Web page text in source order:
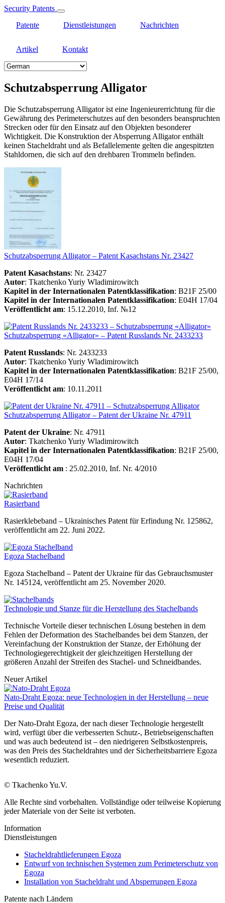
Security Patents
Patente
Dienstleistungen Nachrichten
Artikel
Kontakt
Select
language
Schutzabsperrung Alligator
Die Schutzabsperrung Alligator ist eine Ingenieurerrichtung für die
Gewährung des Perimeterschutzes auf den besonders beanspruchten
Strecken oder für den Einsatz auf den Objekten besonderer
Wichtigkeit. Die Konstruktion der Absperrung Alligator enthält
keinen Stacheldraht und als Befallelemente gelten die angespitzten
Stahldornen, die sich auf den drehbaren Trommeln befinden.
Schutzabsperrung Alligator – Patent Kasachstans Nr. 23427
Patent Kasachstans: Nr. 23427
Autor: Tkatchenko Yuriy Wladimirowitch
Kapitel in der Internationalen Patentklassifikation: B21F 25/00
Kapitel in der Internationalen Patentklassifikation: E04H 17/04
Veröffentlicht am: 15.12.2010, Inf. №12
Schutzabsperrung «Alligator» – Patent Russlands Nr. 2433233
Patent Russlands: Nr. 2433233
Autor: Tkatchenko Yuriy Wladimirowitch
Kapitel in der Internationalen Patentklassifikation: B21F 25/00,
E04H 17/14
Veröffentlicht am: 10.11.2011
Schutzabsperrung Alligator – Patent der Ukraine Nr. 47911
Patent der Ukraine: Nr. 47911
Autor: Tkatchenko Yuriy Wladimirowitch
Kapitel in der Internationalen Patentklassifikation: B21F 25/00,
E04H 17/04
Veröffentlicht am : 25.02.2010, Inf. Nr. 4/2010
Nachrichten
Rasierband
Rasierklebeband – Ukrainisches Patent für Erfindung Nr. 125862,
veröffentlicht am 22. Juni 2022.
Egoza Stachelband
Egoza Stachelband – Patent der Ukraine für das Gebrauchsmuster
Nr. 145124, veröffentlicht am 25. November 2020.
Technologie und Stanze für die Herstellung des Stachelbands
Technische Vorteile dieser technischen Lösung bestehen in dem
Fehlen der Deformation des Stachelbandes bei dem Stanzen, der
Vereinfachung der Konstruktion der Stanze, der Erhöhung der
Technologiegerechtigkeit der gleichzeitigen Herstellung der
größeren Anzahl der Streifen des Stachel- und Schneidbandes.
Neuer Artikel
Nato-Draht Egoza: neue Technologien in der Herstellung – neue
Preise und Qualität
Der Nato-Draht Egoza, der nach dieser Technologie hergestellt
wird, verfügt über die verbesserten Schutz-, Betriebseigenschaften
und was auch bedeutend ist – den niedrigeren Selbstkostenpreis,
was den Preis des Stacheldrahtes und der Sicherheitsbarriere Egoza
wesentlich reduziert.
© Tkachenko Yu.V.
Alle Rechte sind vorbehalten. Vollständige oder teilweise Kopierung
jeder Materiale von der Seite ist verboten.
Information
Dienstleistungen
Stacheldrahtlieferungen Egoza
Entwurf von technischen Systemen zum Perimeterschutz von
Egoza
Installation von Stacheldraht und Absperrungen Egoza
Patente nach Ländern